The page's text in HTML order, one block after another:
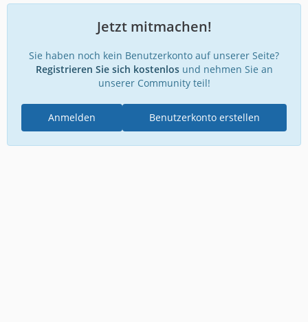
Jetzt mitmachen!
Sie haben noch kein Benutzerkonto auf unserer Seite?
Registrieren Sie sich kostenlosund nehmen Sie an
unserer Community teil!
Benutzerkonto erstellen
Anmelden